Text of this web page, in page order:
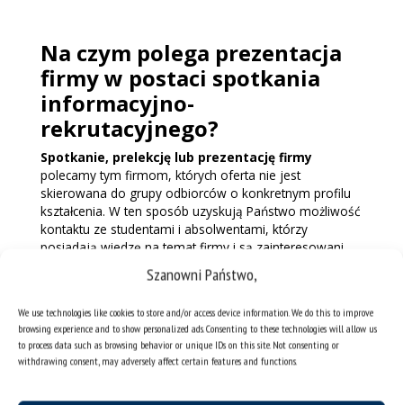
Szanowni Państwo,
We use technologies like cookies to store and/or access device information. We do this to improve
browsing experience and to show personalized ads. Consenting to these technologies will allow us
to process data such as browsing behavior or unique IDs on this site. Not consenting or
withdrawing consent, may adversely affect certain features and functions.
Na czym polega prezentacja
firmy w postaci spotkania
informacyjno-
rekrutacyjnego?
Spotkanie, prelekcję lub prezentację firmy
polecamy tym firmom, których oferta nie jest
skierowana do grupy odbiorców o konkretnym profilu
kształcenia. W ten sposób uzyskują Państwo możliwość
kontaktu ze studentami i absolwentami, którzy
posiadają wiedzę na temat firmy i są zainteresowani
zatrudnieniem w niej. Jednocześnie, spotkanie takie
może służyć realizacji rekrutacji na konkretne
wynosi 2 godziny zegarowe.
Oferta obejmuje:udostępnienie sali wykładowej na
wybranym Wydziale lub w przestrzeniach spinPLACE,